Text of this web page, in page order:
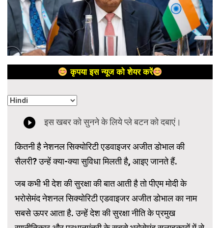
कृपया इस न्यूज को शेयर करें
कितनी है नेशनल सिक्योरिटी एडवाइजर अजीत डोभाल की
सैलरी? उन्हें क्या-क्या सुविधा मिलती है, आइए जानते हैं.
जब कभी भी देश की सुरक्षा की बात आती है तो पीएम मोदी के
भरोसेमंद नेशनल सिक्योरिटी एडवाइजर अजीत डोभाल का नाम
सबसे ऊपर आता है. उन्हें देश की सुरक्षा नीति के प्रमुख